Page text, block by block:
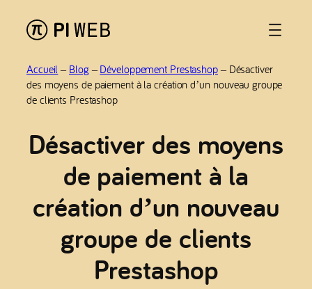
Accueil – Blog– Développement Prestashop– Désactiver
des moyens de paiement à la création d’un nouveau groupe
de clients Prestashop
Désactiver des moyens
de paiement à la
création d’un nouveau
groupe de clients
Prestashop